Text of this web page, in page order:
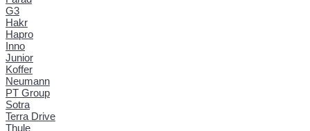
G3
Hakr
Hapro
Inno
Junior
Koffer
Neumann
PT Group
Sotra
Terra Drive
Thule